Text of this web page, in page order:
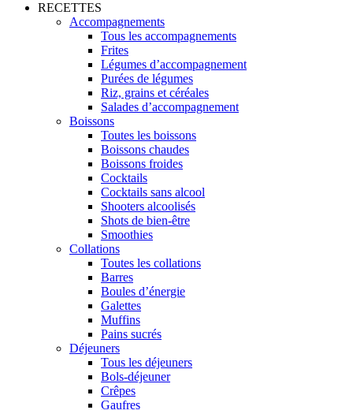
RECETTES
Accompagnements
Tous les accompagnements
Frites
Légumes d’accompagnement
Purées de légumes
Riz, grains et céréales
Salades d’accompagnement
Boissons
Toutes les boissons
Boissons chaudes
Boissons froides
Cocktails
Cocktails sans alcool
Shooters alcoolisés
Shots de bien-être
Smoothies
Collations
Toutes les collations
Barres
Boules d’énergie
Galettes
Muffins
Pains sucrés
Déjeuners
Tous les déjeuners
Bols-déjeuner
Crêpes
Gaufres